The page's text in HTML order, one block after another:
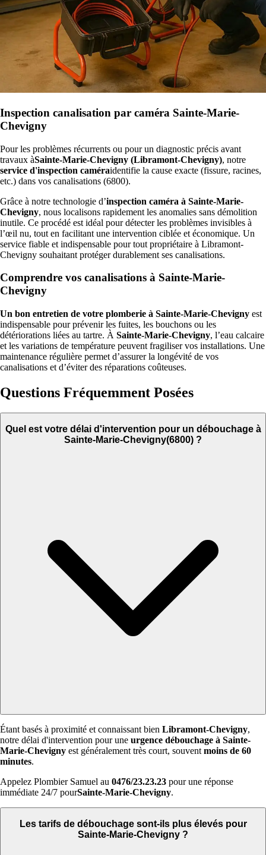
Inspection canalisation par caméra Sainte-Marie-
Chevigny
Pour les problèmes récurrents ou pour un diagnostic précis avant
travaux àSainte-Marie-Chevigny (Libramont-Chevigny), notre
service d'inspection caméraidentifie la cause exacte (fissure, racines,
etc.) dans vos canalisations (6800).
Grâce à notre technologie d’inspection caméra à Sainte-Marie-
Chevigny, nous localisons rapidement les anomalies sans démolition
inutile. Ce procédé est idéal pour détecter les problèmes invisibles à
l’œil nu, tout en facilitant une intervention ciblée et économique. Un
service fiable et indispensable pour tout propriétaire à Libramont-
Chevigny souhaitant protéger durablement ses canalisations.
Comprendre vos canalisations à Sainte-Marie-
Chevigny
Un bon entretien de votre plomberie à Sainte-Marie-Chevigny est
indispensable pour prévenir les fuites, les bouchons ou les
détériorations liées au tartre. À Sainte-Marie-Chevigny, l’eau calcaire
et les variations de température peuvent fragiliser vos installations. Une
maintenance régulière permet d’assurer la longévité de vos
canalisations et d’éviter des réparations coûteuses.
Questions Fréquemment Posées
Quel est votre délai d'intervention pour un débouchage à
Sainte-Marie-Chevigny(6800) ?
Étant basés à proximité et connaissant bien Libramont-Chevigny,
notre délai d'intervention pour une urgence débouchage à Sainte-
Marie-Chevigny est généralement très court, souvent moins de 60
minutes.
Appelez Plombier Samuel au 0476/23.23.23 pour une réponse
immédiate 24/7 pourSainte-Marie-Chevigny.
Les tarifs de débouchage sont-ils plus élevés pour
Sainte-Marie-Chevigny ?